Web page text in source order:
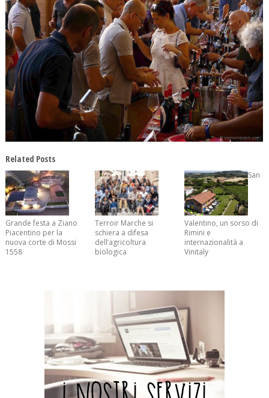
Related Posts
Grande festa a Ziano
Piacentino per la
nuova corte di Mossi
1558
Terroir Marche si
schiera a difesa
dell’agricoltura
biologica
San
Valentino, un sorso di
Rimini e
internazionalità a
Vinitaly